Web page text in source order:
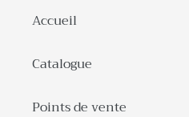
Accueil
Catalogue
Points de vente